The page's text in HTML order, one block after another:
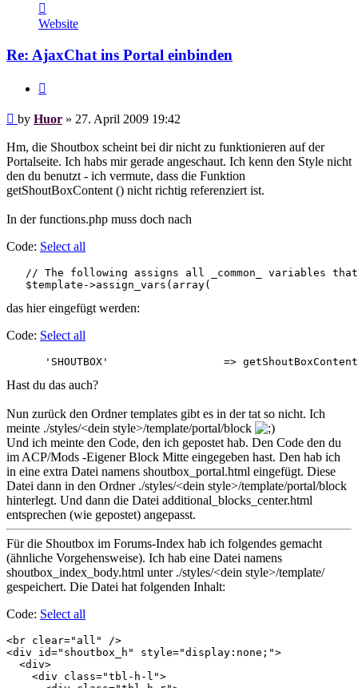
Huor
Website
Re: AjaxChat ins Portal einbinden
Post
by Huor » 27. April 2009 19:42
Hm, die Shoutbox scheint bei dir nicht zu funktionieren auf der
Portalseite. Ich habs mir gerade angeschaut. Ich kenn den Style nicht
den du benutzt - ich vermute, dass die Funktion
getShoutBoxContent () nicht richtig referenziert ist.
In der functions.php muss doch nach
Code: Select all
// The following assigns all _common_ variables
das hier eingefügt werden:
Code: Select all
Hast du das auch?
Nun zurück den Ordner templates gibt es in der tat so nicht. Ich
meinte ./styles/<dein style>/template/portal/block
Und ich meinte den Code, den ich gepostet hab. Den Code den du
im ACP/Mods -Eigener Block Mitte eingegeben hast. Den hab ich
in eine extra Datei namens shoutbox_portal.html eingefügt. Diese
Datei dann in den Ordner ./styles/<dein style>/template/portal/block
hinterlegt. Und dann die Datei additional_blocks_center.html
entsprechen (wie gepostet) angepasst.
Für die Shoutbox im Forums-Index hab ich folgendes gemacht
(ähnliche Vorgehensweise). Ich hab eine Datei namens
shoutbox_index_body.html unter ./styles/<dein style>/template/
gespeichert. Die Datei hat folgenden Inhalt:
Code: Select all
<br clear="all" />
<div id="shoutbox_h" style="display:none;">
  <div>
    <div class="tbl-h-l">